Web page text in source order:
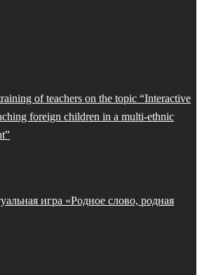
of teachers on the topic “Interactive
foreign children in a multi-ethnic
игра «Родное слово, родная